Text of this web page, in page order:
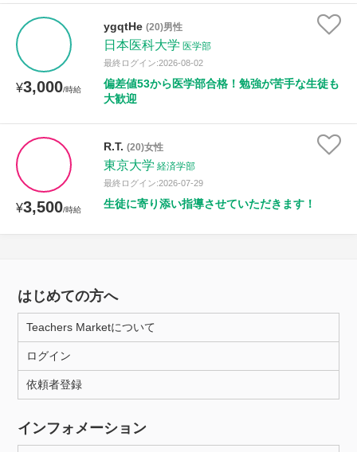
¥3,000/時給
ygqtHe (20)男性
日本医科大学 医学部
最終ログイン:2026-08-02
偏差値53から医学部合格！勉強が苦手な生徒も
大歓迎
¥3,500/時給
R.T. (20)女性
東京大学 経済学部
最終ログイン:2026-07-29
生徒に寄り添い指導させていただきます！
はじめての方へ
Teachers Marketについて
ログイン
依頼者登録
インフォメーション